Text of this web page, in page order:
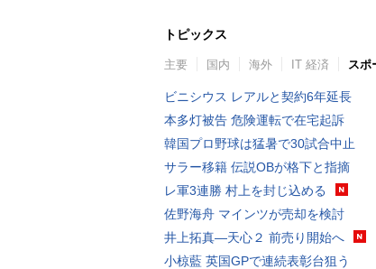
トピックス
主要 国内 海外 IT 経済 スポ
ビニシウス レアルと契約6年延長
本多灯被告 危険運転で在宅起訴
韓国プロ野球は猛暑で30試合中止
サラー移籍 伝説OBが格下と指摘
レ軍3連勝 村上を封じ込める
佐野海舟 マインツが売却を検討
井上拓真―天心２ 前売り開始へ
小椋藍 英国GPで連続表彰台狙う